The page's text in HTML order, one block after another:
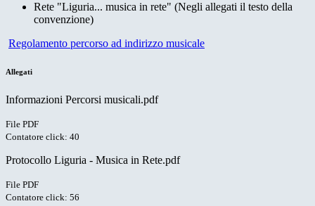
Rete "Liguria... musica in rete" (Negli allegati il testo della
convenzione)
Regolamento percorso ad indirizzo musicale
Allegati
Informazioni Percorsi musicali.pdf
File PDF
Contatore click: 40
Protocollo Liguria - Musica in Rete.pdf
File PDF
Contatore click: 56